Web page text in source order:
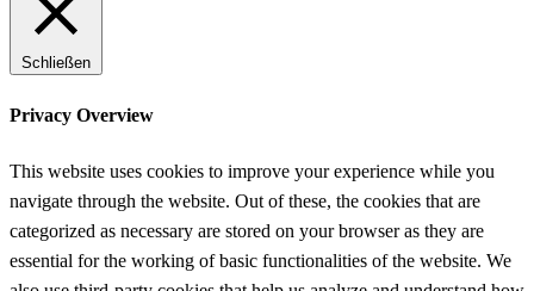
Schließen
Privacy Overview
This website uses cookies to improve your experience while you
navigate through the website. Out of these, the cookies that are
categorized as necessary are stored on your browser as they are
essential for the working of basic functionalities of the website. We